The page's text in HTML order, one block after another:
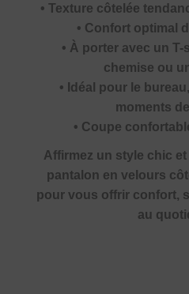
• Texture côtelée
• Confort optimal
• À porter avec un
chemise ou
• Idéal pour le
moments
• Coupe
Affirmez un style chic
pantalon en velours
pour vous offrir confort,
au